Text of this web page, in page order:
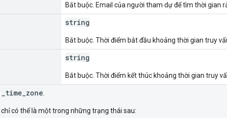
Bắt buộc. Email của người tham dự để tìm thời gian
string
Bắt buộc. Thời điểm bắt đầu khoảng thời gian truy
string
Bắt buộc. Thời điểm kết thúc khoảng thời gian truy
_time_zone
chỉ có thể là một trong những trạng thái sau: